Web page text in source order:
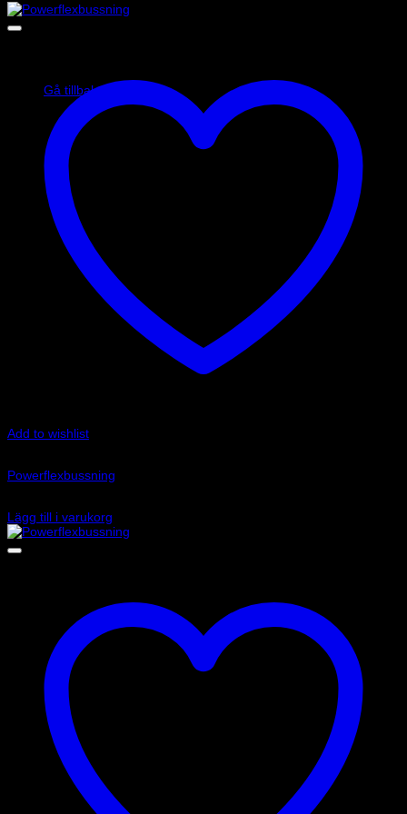
Gå tillbaka till butiken
Add to wishlist
Powerflexbussning
Lägg till i varukorg